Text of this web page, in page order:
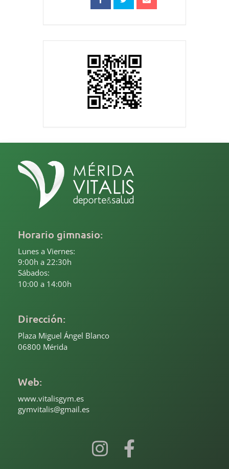
Horario gimnasio:
Lunes a Viernes:
9:00h a 22:30h
Sábados:
10:00 a 14:00h
Dirección:
Plaza Miguel Ángel Blanco
06800 Mérida
Web:
www.vitalisgym.es
gymvitalis@gmail.es